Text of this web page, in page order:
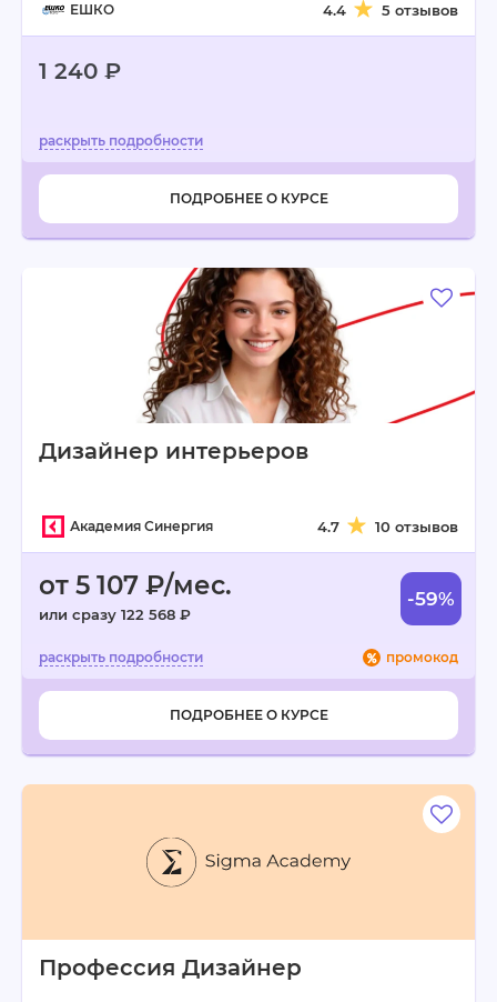
ЕШКО 4.4 5 отзывов
1 240 ₽
ПОДРОБНЕЕ О КУРСЕ
Дизайнер интерьеров
Академия Синергия 4.7 10 отзывов
от 5 107 ₽/мес.
или сразу 122 568 ₽
-59%
промокод
ПОДРОБНЕЕ О КУРСЕ
Профессия Дизайнер